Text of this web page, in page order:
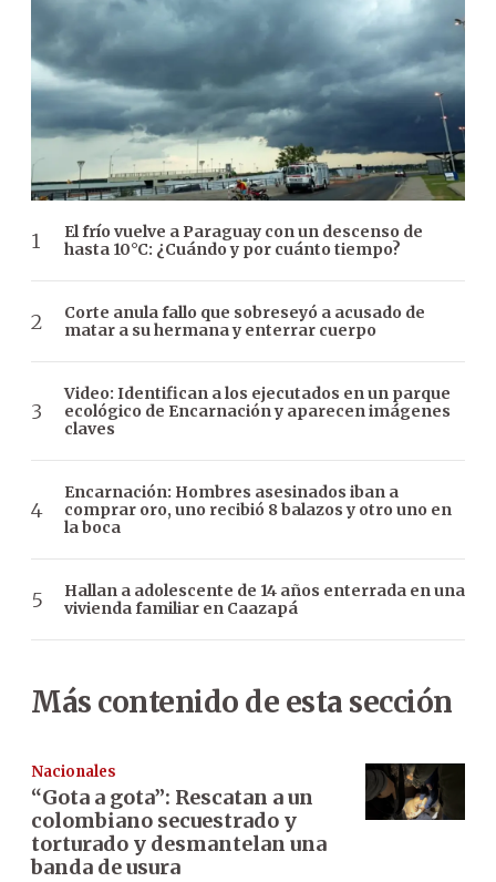
El frío vuelve a Paraguay con un descenso de
hasta 10°C: ¿Cuándo y por cuánto tiempo?
Corte anula fallo que sobreseyó a acusado de
matar a su hermana y enterrar cuerpo
Video: Identifican a los ejecutados en un parque
ecológico de Encarnación y aparecen imágenes
claves
Encarnación: Hombres asesinados iban a
comprar oro, uno recibió 8 balazos y otro uno en
la boca
Hallan a adolescente de 14 años enterrada en una
vivienda familiar en Caazapá
Más contenido de esta sección
Nacionales
“Gota a gota”: Rescatan a un
colombiano secuestrado y
torturado y desmantelan una
banda de usura